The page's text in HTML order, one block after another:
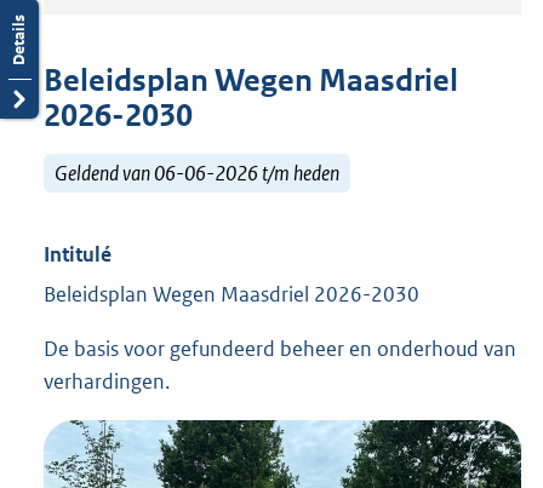
Beleidsplan Wegen Maasdriel
2026-2030
Geldend van 06-06-2026 t/m heden
Intitulé
Beleidsplan Wegen Maasdriel 2026-2030
De basis voor gefundeerd beheer en onderhoud van
verhardingen.